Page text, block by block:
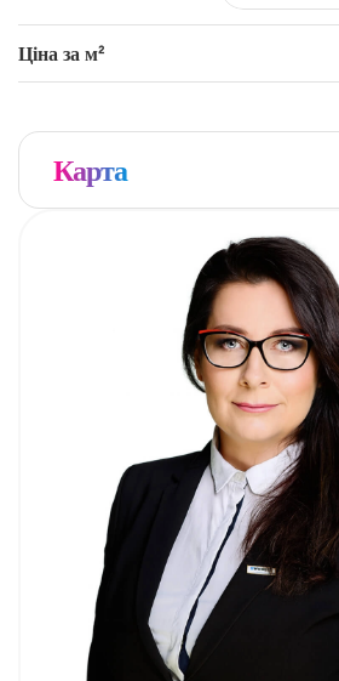
zdalnej, rozrywki czy nauki online.
Ціна за м²
Карта